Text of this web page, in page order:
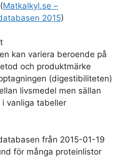
Matkalkyl.se –
2015)
kan variera beroende på
och produktmärke
(digestibiliteten)
livsmedel men sällan
vanliga tabeller
från 2015-01-19
för många proteinlistor